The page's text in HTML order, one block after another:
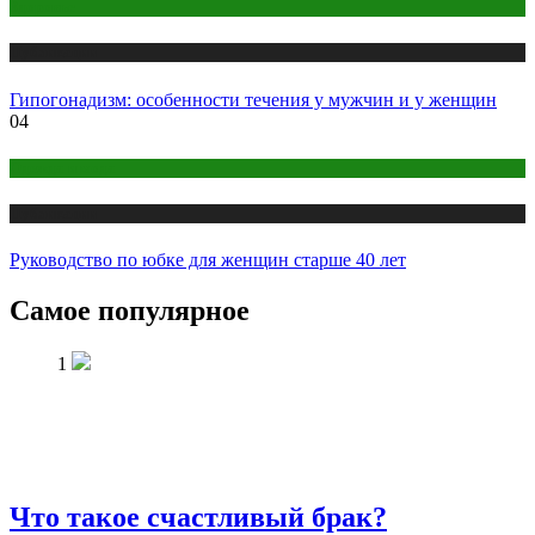
Гипогонадизм: особенности течения у мужчин и у женщин
04
Руководство по юбке для женщин старше 40 лет
Самое популярное
1
Что такое счастливый брак?